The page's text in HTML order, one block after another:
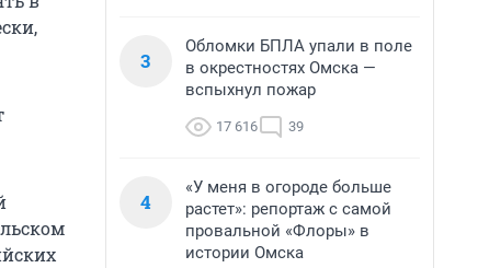
3
Обломки БПЛА упали в поле
в окрестностях Омска —
вспыхнул пожар
17 616 39
4
«У меня в огороде больше
растет»: репортаж с самой
провальной «Флоры» в
истории Омска